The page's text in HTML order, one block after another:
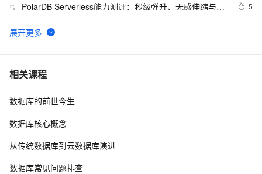
5
PolarDB Serverless能力测评：秒级弹升、无感伸缩与强
5
6 SQLite数据库的备份
7 如何在 Oracle 中创建可插入数据库（PDB）？
8 weblogic连接RAC数据库
介
10征文分享｜OceanBase 3.1.2 数据库性能测试探索
相关课程
数据库的前世今生
数据库核心概念
从传统数据库到云数据库演进
数据库常见问题排查